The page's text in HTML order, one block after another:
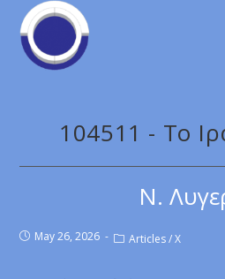
104511 - Το
Ν.
May 26, 2026 Articles / X